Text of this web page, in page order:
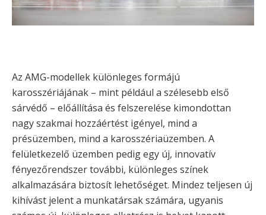
Az AMG-modellek különleges formájú
karosszériájának – mint például a szélesebb első
sárvédő – előállítása és felszerelése kimondottan
nagy szakmai hozzáértést igényel, mind a
présüzemben, mind a karosszériaüzemben. A
felületkezelő üzemben pedig egy új, innovatív
fényezőrendszer további, különleges színek
alkalmazására biztosít lehetőséget. Mindez teljesen új
kihívást jelent a munkatársak számára, ugyanis